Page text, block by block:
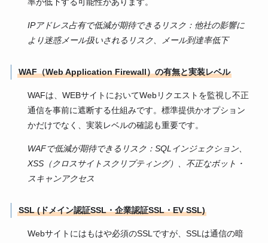
率が低下する可能性があります。
IPアドレス占有で低減が期待できるリスク： 他社の影響に
より迷惑メール扱いされるリスク、メール到達率低下
WAF（Web Application Firewall）の有無と実装レベル
WAFは、WEBサイトにおいてWebリクエストを監視し不正
通信を事前に遮断する仕組みです。標準提供かオプション
かだけでなく、実装レベルの確認も重要です。
WAFで低減が期待できるリスク：SQLインジェクション、
XSS（クロスサイトスクリプティング）、不正なボット・
スキャンアクセス
SSL (ドメイン認証SSL・企業認証SSL・EV SSL)
Webサイトにはもはや必須のSSLですが、SSLは通信の暗